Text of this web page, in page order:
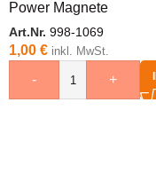
Power Magnete
Art.Nr. 998-1069
1,00 € inkl. MwSt.
- +